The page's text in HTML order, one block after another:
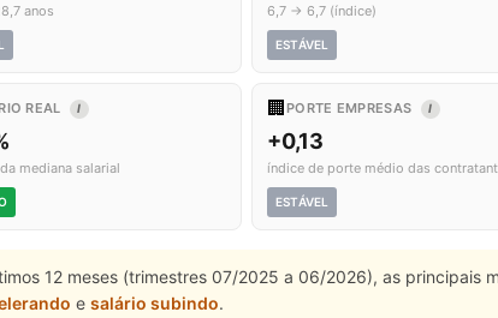
anos 6,7 → 6,7 (índice)
ESTÁVEL
REAL I
mediana salarial
🏢 PORTE EMPRESAS I
+0,13
índice de porte médio das
ESTÁVEL
12 meses (trimestres 07/2025 a 06/2026), as principais
e salário subindo.